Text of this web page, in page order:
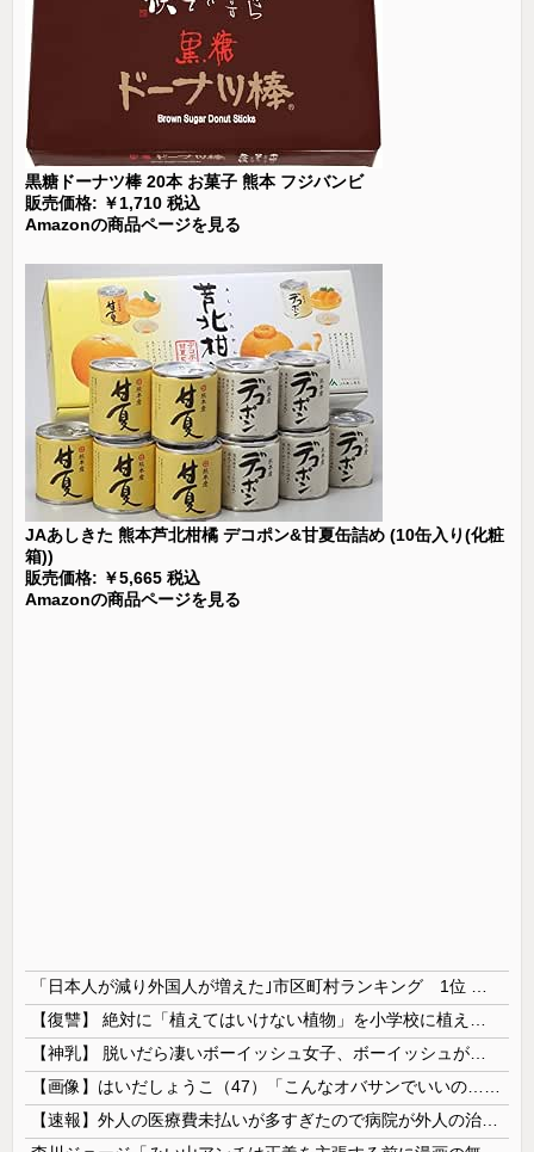
黒糖ドーナツ棒 20本 お菓子 熊本 フジバンビ
販売価格: ￥1,710 税込
Amazonの商品ページを見る
JAあしきた 熊本芦北柑橘 デコポン&甘夏缶詰め (10缶入り(化粧
箱))
販売価格: ￥5,665 税込
Amazonの商品ページを見る